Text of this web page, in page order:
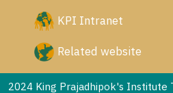
KPI Intranet
Related website
2024 King Prajadhipok's